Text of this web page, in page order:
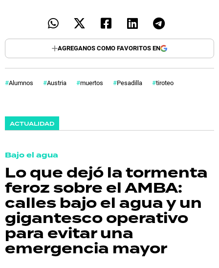
AGREGANOS COMO FAVORITOS EN
Alumnos Austria muertos Pesadilla tiroteo
ACTUALIDAD
Bajo el agua
Lo que dejó la tormenta
feroz sobre el AMBA:
calles bajo el agua y un
gigantesco operativo
para evitar una
emergencia mayor